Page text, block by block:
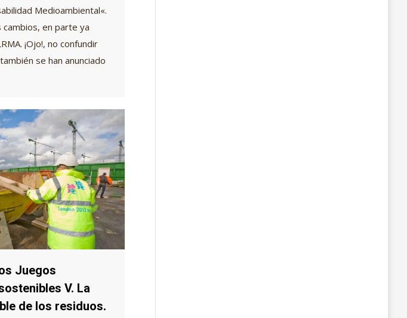
Medioambiental«.
cambios, en parte ya
¡Ojo!, no confundir
se han anunciado
Juegos
V. La
de los residuos.